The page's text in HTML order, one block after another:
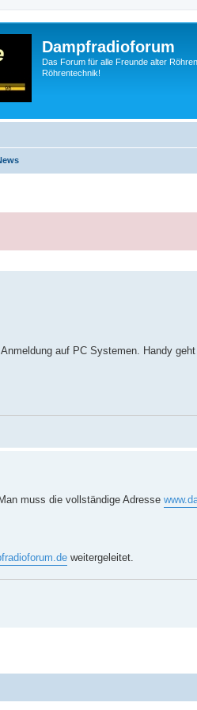
Dampfradioforum
Das Forum für alle Freunde alter
Röhrentechnik!
auf PC Systemen. Handy
muss die vollständige Adresse
weitergeleitet.